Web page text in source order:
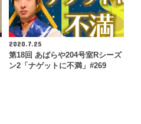
2020.7.25
第18回 あばらや204号室Rシーズ
ン2「ナゲットに不満」#269